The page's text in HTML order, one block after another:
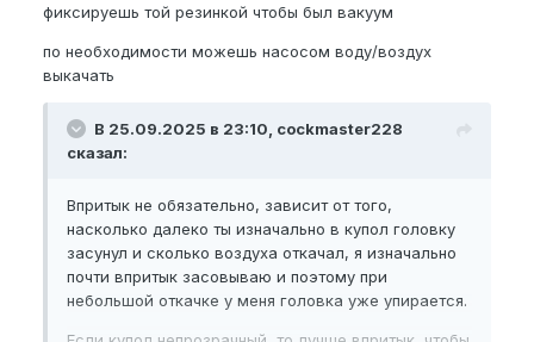
фиксируешь той резинкой чтобы был вакуум
по необходимости можешь насосом воду/воздух
выкачать
В 25.09.2025 в 23:10, cockmaster228
сказал:
Впритык не обязательно, зависит от того,
насколько далеко ты изначально в купол головку
засунул и сколько воздуха откачал, я изначально
почти впритык засовываю и поэтому при
небольшой откачке у меня головка уже упирается.